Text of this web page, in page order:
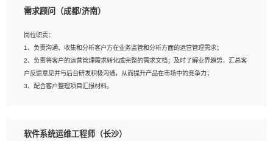
2、2年以上图像处理开发经验，熟悉python和spark开发；
建深度学习系统环境；
4、熟悉OPENCV、HALCON等常用图像处理软件，熟练进行图像处理；
5、熟悉主流的分类算法、聚类算法和关联分析算法原理，能熟练使用神经网络算法
的进行业务建模；
6、对OCR领域有深入的研究，熟悉模型调参，压缩和整型化方法；
需求顾问（成都/济南）
岗位职责：
1、负责沟通、收集和分析客户方在业务监管和分析方面的运营管理需求；
2、负责将客户的运营管理需求转化成完整的需求文档；及时了解业界趋势，汇总客
户反馈意见并与后台研发积极沟通，从而提升产品在市场中的竞争力；
3、配合客户整理项目汇报材料。
1、3年以上运营或解决方案的工作经验。
软件系统运维工程师（长沙）